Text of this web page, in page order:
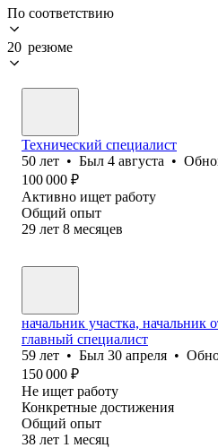
По соответствию
20 резюме
Технический специалист
50 лет • Был 4 августа •
100 000 ₽
Активно ищет работу
Общий опыт
29 лет 8 месяцев
начальник участка, начальник
главный специалист
59 лет • Был 30 апреля •
150 000 ₽
Не ищет работу
Конкретные достижения
Общий опыт
38 лет 1 месяц